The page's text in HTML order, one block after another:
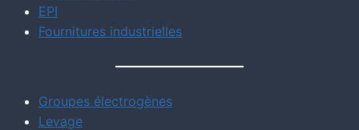
EPI
Fournitures industrielles
Groupes électrogènes
Levage